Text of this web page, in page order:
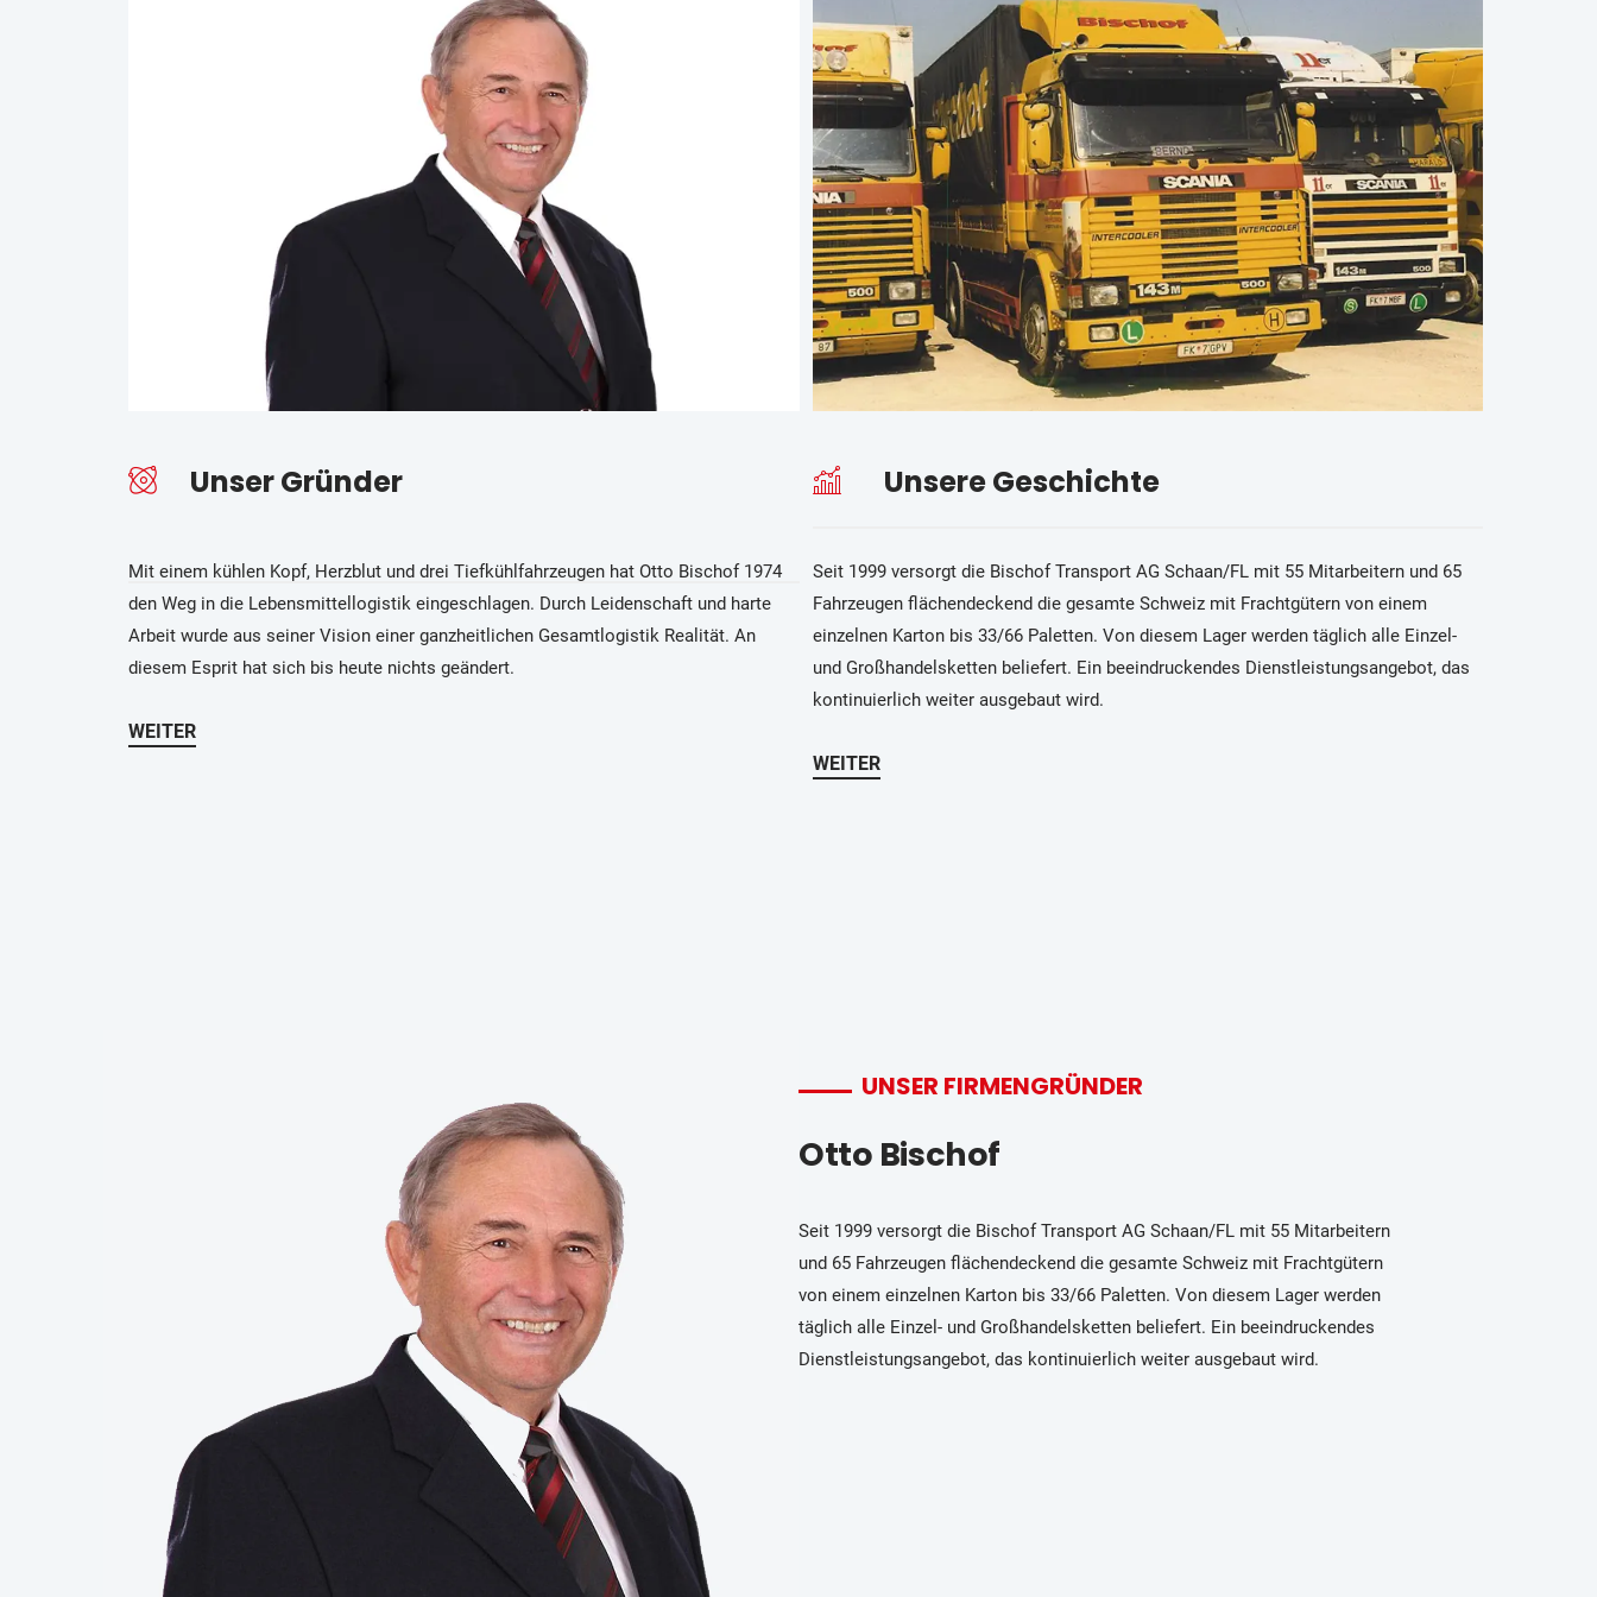
Unser Gründer
Mit einem kühlen Kopf, Herzblut und drei Tiefkühlfahrzeugen hat Otto Bischof 1974
den Weg in die Lebensmittellogistik eingeschlagen. Durch Leidenschaft und harte
Arbeit wurde aus seiner Vision einer ganzheitlichen Gesamtlogistik Realität. An
diesem Esprit hat sich bis heute nichts geändert.
WEITER
Unsere Geschichte
Seit 1999 versorgt die Bischof Transport AG Schaan/FL mit 55 Mitarbeitern und 65
Fahrzeugen flächendeckend die gesamte Schweiz mit Frachtgütern von einem
einzelnen Karton bis 33/66 Paletten. Von diesem Lager werden täglich alle Einzel-
und Großhandelsketten beliefert. Ein beeindruckendes Dienstleistungsangebot, das
kontinuierlich weiter ausgebaut wird.
WEITER
UNSER FIRMENGRÜNDER
Otto Bischof
Seit 1999 versorgt die Bischof Transport AG Schaan/FL mit 55 Mitarbeitern
und 65 Fahrzeugen flächendeckend die gesamte Schweiz mit Frachtgütern
von einem einzelnen Karton bis 33/66 Paletten. Von diesem Lager werden
täglich alle Einzel- und Großhandelsketten beliefert. Ein beeindruckendes
Dienstleistungsangebot, das kontinuierlich weiter ausgebaut wird.